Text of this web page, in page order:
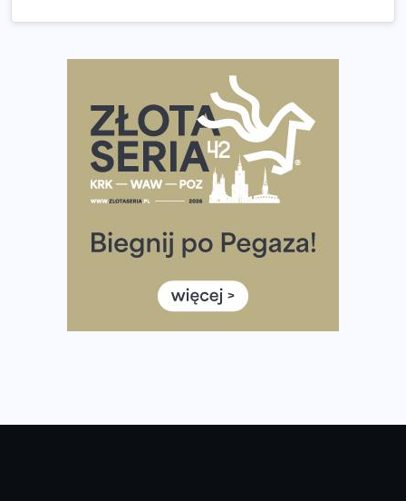
Praska 5k Run gospodarzem Mistrzostw Polski
Największy Bieg Powstania Warszawskiego w historii.
Ponad 12 tysięcy uczestników pobiegło dla Bohaterów!
Tętno vs tempo – czym kierować się w bieganiu?
Co ma dużo białka? Produkty, które warto włączyć do
Rozbiegany Olsztyn szykuje się na weekend z
Już w tę sobotę 35. Bieg Powstania Warszawskiego.
Wystartuje rekordowa liczba uczestników
35. Bieg Powstania Warszawskiego – praktyczny
poradnik przed startem